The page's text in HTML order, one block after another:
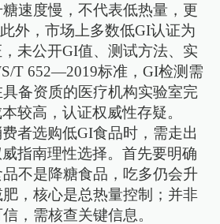
速度慢，不代表低热量，更
外，市场上多数低GI认证为
未公开GI值、测试方法、实
T 652—2019标准，GI检测需
备资质的医疗机构实验室完
较高，认证权威性存疑。
者选购低GI食品时，需走出
指南理性选择。首先要明确
不是降糖食品，吃多仍会升
，核心是总热量控制；并非
，需核查关键信息。